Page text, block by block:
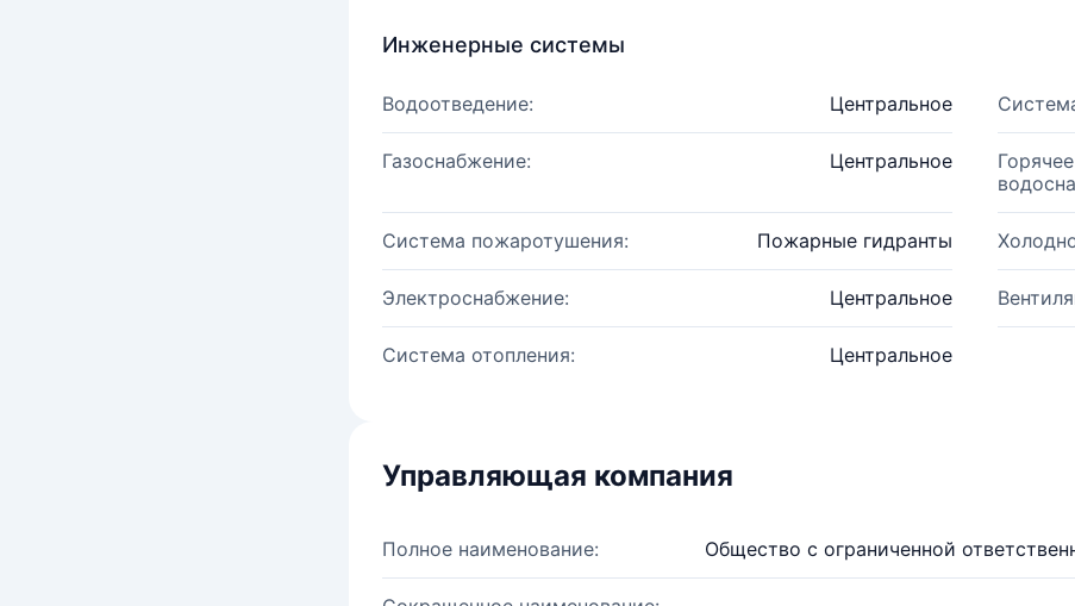
Инженерные системы
Водоотведение: Центральное
Газоснабжение: Центральное
Горячее
Система пожаротушения: Пожарные гидранты
Электроснабжение: Центральное
Система отопления: Центральное
Управляющая компания
Полное наименование: Общество с ограниченной